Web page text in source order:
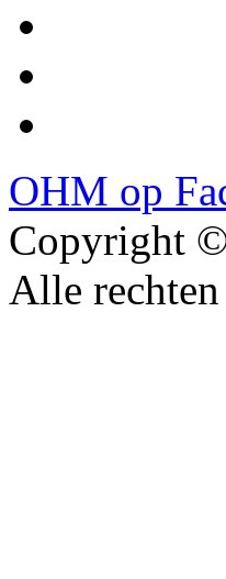
OHM op
Copyright
Alle